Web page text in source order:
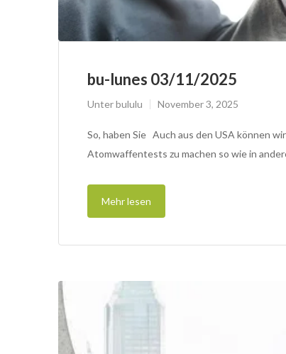
bu-lunes 03/11/2025
Unterbululu November 3, 2025
So, haben Sie Auch aus den USA können
Atomwaffentests zu machen so wie in
Mehr lesen